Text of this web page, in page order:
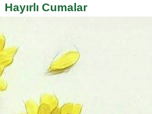
Hayırlı Cumalar